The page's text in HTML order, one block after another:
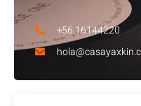
+56 16144220